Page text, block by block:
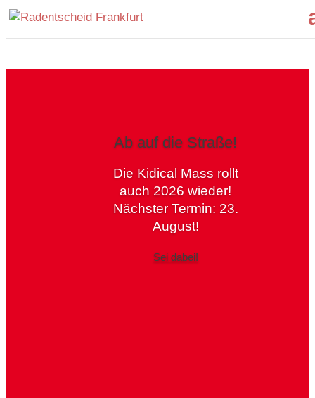
Ab auf die Straße!
Die Kidical Mass rollt
auch 2026 wieder!
Nächster Termin: 23.
August!
Sei dabei!